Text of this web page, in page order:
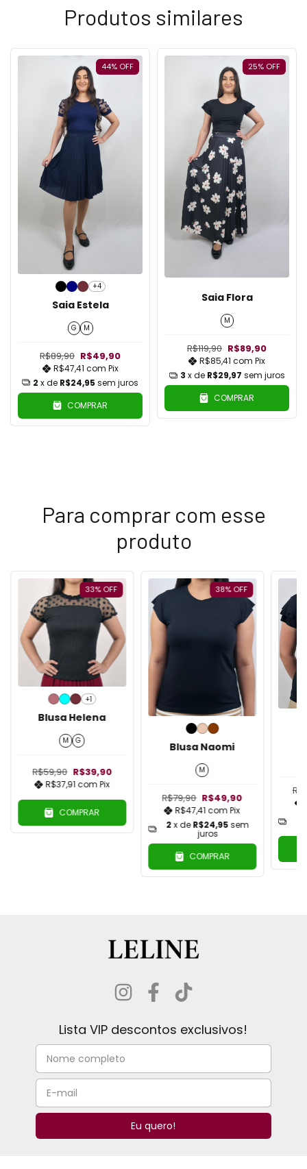
Produtos similares
44% OFF
+4
Saia Estela
G M
R$89,90 R$49,90
R$47,41 com Pix
2 x de R$24,95 sem juros
COMPRAR
25% OFF
Saia Flora
M
R$119,90 R$89,90
R$85,41 com Pix
3 x de R$29,97 sem juros
COMPRAR
Para comprar com esse
produto
33%OFF
+1
Blusa Helena
M G
R$59,90 R$39,90
R$37,91 com Pix
COMPRAR
38%OFF
Blusa Naomi
M
R$79,90 R$49,90
R$47,41 com Pix
2 x deR$24,95 sem
juros
COMPRAR
Lista VIP descontos exclusivos!